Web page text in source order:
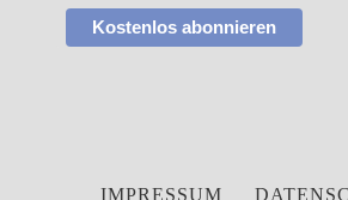
Kostenlos abonnieren
IMPRESSUM